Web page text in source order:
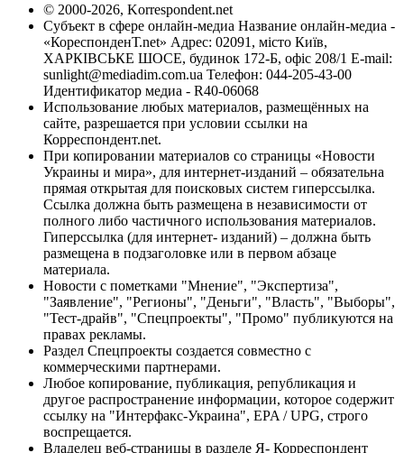
© 2000-2026, Korrespondent.net
Субъект в сфере онлайн-медиа Название онлайн-медиа -
«КореспонденТ.net» Адрес: 02091, місто Київ,
ХАРКІВСЬКЕ ШОСЕ, будинок 172-Б, офіс 208/1 E-mail:
sunlight@mediadim.com.ua Телефон: 044-205-43-00
Идентификатор медиа - R40-06068
Использование любых материалов, размещённых на
сайте, разрешается при условии ссылки на
Корреспондент.net.
При копировании материалов со страницы «Новости
Украины и мира», для интернет-изданий – обязательна
прямая открытая для поисковых систем гиперссылка.
Ссылка должна быть размещена в независимости от
полного либо частичного использования материалов.
Гиперссылка (для интернет- изданий) – должна быть
размещена в подзаголовке или в первом абзаце
материала.
Новости с пометками "Мнение", "Экспертиза",
"Заявление", "Регионы", "Деньги", "Власть", "Выборы",
"Тест-драйв", "Спецпроекты", "Промо" публикуются на
правах рекламы.
Раздел Спецпроекты создается совместно с
коммерческими партнерами.
Любое копирование, публикация, републикация и
другое распространение информации, которое содержит
ссылку на "Интерфакс-Украина", EPA / UPG, строго
воспрещается.
Владелец веб-страницы в разделе Я- Корреспондент